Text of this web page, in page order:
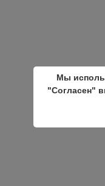
Мы
"Согласен"